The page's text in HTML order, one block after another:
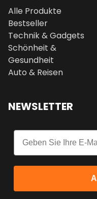
Alle Produkte
Bestseller
Technik & Gadgets
Schönheit &
Gesundheit
Auto & Reisen
NEWSLETTER
Email